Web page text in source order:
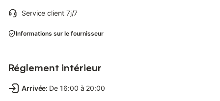
Service client 7j/7
Informations sur le fournisseur
Réglement intérieur
Arrivée: De 16:00 à 20:00